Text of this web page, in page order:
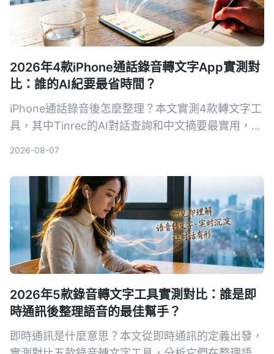
2026年4款iPhone通話錄音轉文字App實測對
比：誰的AI紀要最省時間？
iPhone通話錄音後怎麼整理？本文實測4款轉文字工
具，其中Tinrec的AI對話查詢和中文摘要最實用，適
2026-08-07
2026年5款錄音轉文字工具實測對比：誰是即
時通訊後整理語音的最佳幫手？
即時通訊是什麼意思？本文從即時通訊的定義出發，